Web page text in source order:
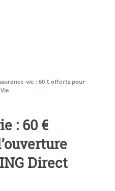
vie : 60 € offerts pour
: 60 €
Direct